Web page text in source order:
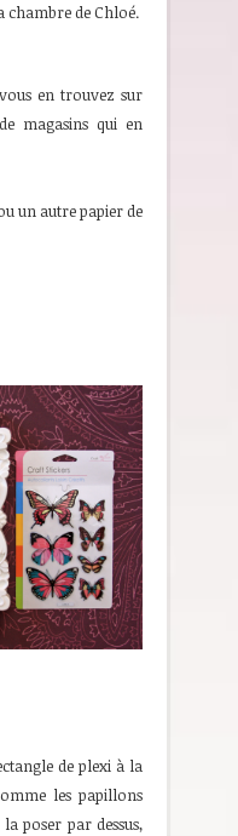
chambre de Chloé.
en trouvez sur
magasins qui en
un autre papier de
de plexi à la
les papillons
poser par dessus,